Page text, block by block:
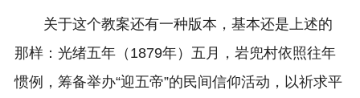
关于这个教案还有一种版本，基本还是上述的
那样：光绪五年（1879年）五月，岩兜村依照往年
惯例，筹备举办“迎五帝”的民间信仰活动，以祈求平